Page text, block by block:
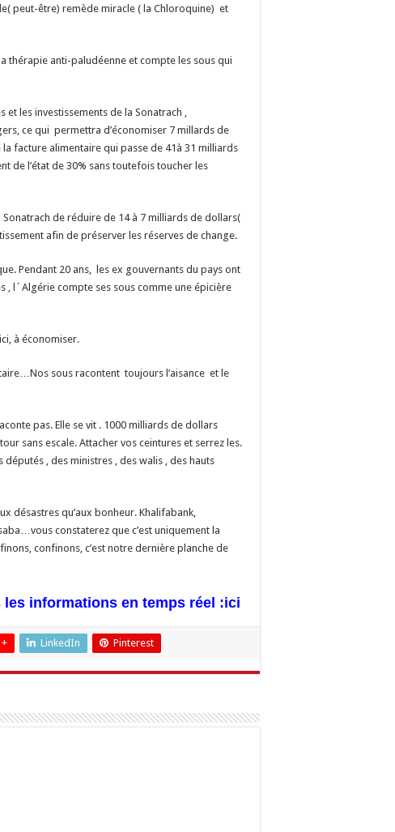
peut-être) remède miracle ( la Chloroquine) et
thérapie anti-paludéenne et compte les sous qui
les investissements de la Sonatrach ,
ce qui permettra d’économiser 7 millards de
facture alimentaire qui passe de 41à 31 milliards
de l’état de 30% sans toutefois toucher les
de réduire de 14 à 7 milliards de dollars(
afin de préserver les réserves de change.
Pendant 20 ans, les ex gouvernants du pays ont
, l´Algérie compte ses sous comme une épicière
à économiser.
sous racontent toujours l’aisance et le
pas. Elle se vit . 1000 milliards de dollars
sans escale. Attacher vos ceintures et serrez les.
, des ministres , des walis , des hauts
désastres qu’aux bonheur. Khalifabank,
constaterez que c’est uniquement la
confinons, c’est notre dernière planche de
informations en temps réel :ici
LinkedIn Pinterest